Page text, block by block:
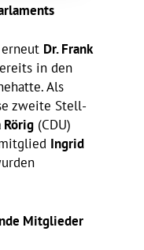
Dr. Frank
in den
Als
zweite Stell­
Rörig (CDU)
Ingrid
Mitglieder